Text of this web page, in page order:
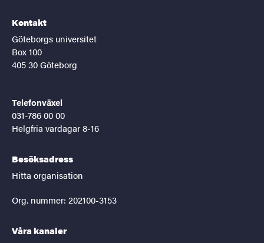
Kontakt
Göteborgs universitet
Box 100
405 30 Göteborg
Telefonväxel
031-786 00 00
Helgfria vardagar 8-16
Besöksadress
Hitta organisation
Org. nummer: 202100-3153
Våra kanaler